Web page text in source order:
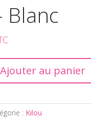
Blanc
Ajouter au panier
: Kilou